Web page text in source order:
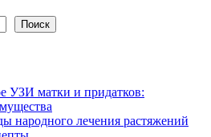
Поиск
УЗИ матки и придатков:
народного лечения растяжений